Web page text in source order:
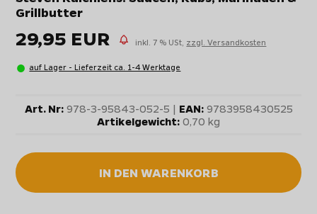
Grillbutter
29,95 EUR inkl. 7 % USt, zzgl. Versandkosten
auf Lager - Lieferzeit ca. 1-4 Werktage
Art. Nr:978-3-95843-052-5 | EAN:9783958430525
Artikelgewicht: 0,70 kg
IN DEN WARENKORB